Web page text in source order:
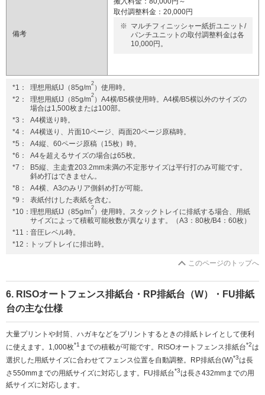
備考
取付調整料金：20,000円
※ マルチフィニッシャー紙折ユニット/
パンチユニットの取付調整料金は各
10,000円。
*1： 理想用紙IJ（85g/m2 ）使用時。
*2：
理想用紙IJ（85g/m2 ）A4横/B5横使用時。A4横/B5横以外のサイズの
場合は1,500枚または100部。
*3：
A4横送り時。
*4：
A4横送り、片面10ページ、両面20ページ原稿時。
*5：
A4縦、60ページ原稿（15枚）時。
*6：
A4を超えるサイズの場合は65枚。
*7：
B5縦、主走査203.2mm未満の不定形サイズは平行打のみ可能です。
斜め打はできません。
*8：
A4横、A3のみリア側斜め打が可能。
*9：
表紙付けした表紙を含む。
*10：理想用紙IJ（85g/m2 ）使用時。スタックトレイに排紙する場合、用紙
サイズによって積載可能枚数が異なります。（A3：80枚/B4：60枚）
*11：音圧レベル時。
*12： トップトレイに排出時。
このページのトップへ
6. RISOオートフェンス排紙台・RP排紙台（W）・FU排紙
台の主な仕様
大量プリントや封筒、ハガキなどをプリントするときの排紙トレイとして便利
に使えます。1,000枚*1 までの積載が可能です。RISOオートフェンス排紙台*2は
選択した用紙サイズに合わせてフェンス位置を自動調整。RP排紙台(W)*3は長
さ550mmまでの用紙サイズに対応します。FU排紙台*3は長さ432mmまでの用
紙サイズに対応します。